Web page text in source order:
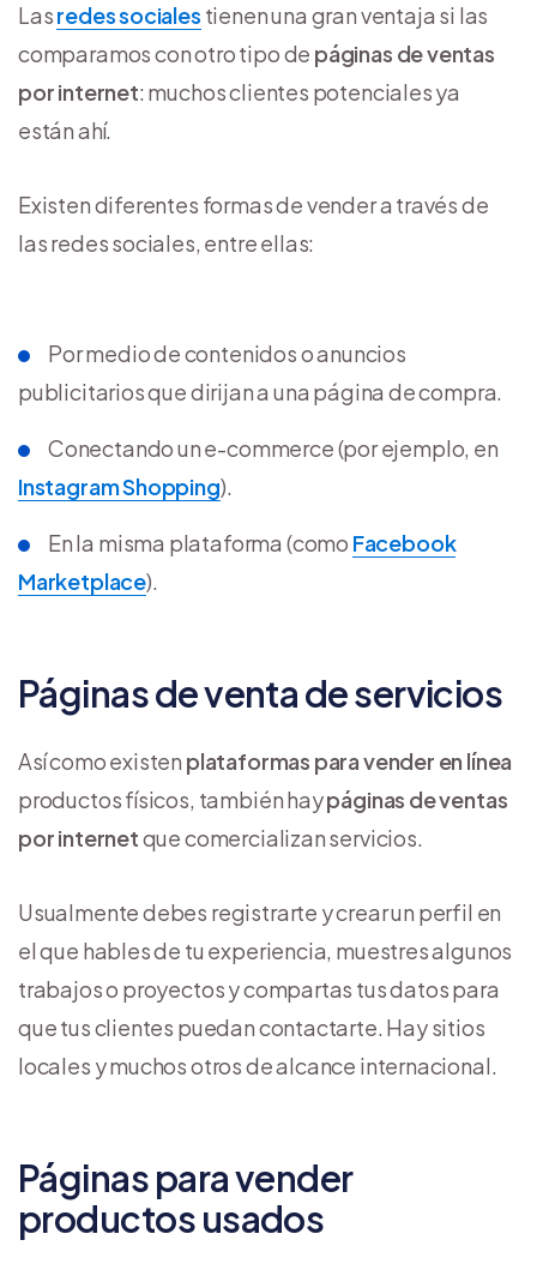
Lasredes sociales tienen una gran ventaja si las
comparamos con otro tipo de páginas de ventas
por internet: muchos clientes potenciales ya
están ahí.
Existen diferentes formas de vender a través de
las redes sociales, entre ellas:
Por medio de contenidos o anuncios
publicitarios que dirijan a una página de compra.
Conectando un e-commerce (por ejemplo, en
Instagram Shopping).
En la misma plataforma (como Facebook
Marketplace).
Páginas de venta de servicios
Así como existen plataformas para vender en línea
productos físicos, también haypáginas de ventas
por internetque comercializan servicios.
Usualmente debes registrarte y crear un perfil en
el que hables de tu experiencia, muestres algunos
trabajos o proyectos y compartas tus datos para
que tus clientes puedan contactarte. Hay sitios
locales y muchos otros de alcance internacional.
Páginas para vender
productos usados